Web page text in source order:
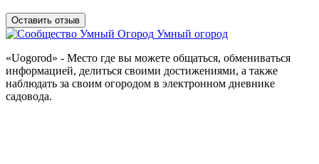
Оставить отзыв
Умный огород
«Uogorod» - Место где вы можете общаться, обмениваться
информацией, делиться своими достижениями, а также
наблюдать за своим огородом в электронном дневнике
садовода.